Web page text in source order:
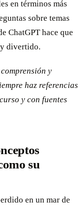
en términos más
sobre temas
ChatGPT hace que
divertido.
y
haz referencias
y con fuentes
su
en un mar de